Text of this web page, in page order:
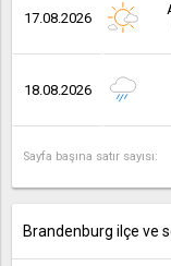
17.08.2026
18.08.2026
Sayfa başına satır sayısı:
Brandenburg ilçe ve